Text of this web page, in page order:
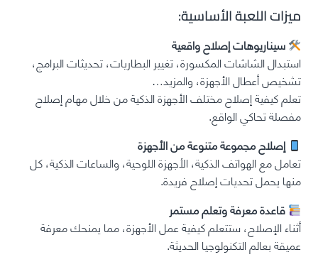
ميزات اللعبة الأساسية:
سيناريوهات إصلاح واقعية
استبدال الشاشات المكسورة، تغيير البطاريات، تحديثات البرامج،
تشخيص أعطال الأجهزة، والمزيد…
تعلم كيفية إصلاح مختلف الأجهزة الذكية من خلال مهام إصلاح
مفصلة تحاكي الواقع.
إصلاح مجموعة متنوعة من الأجهزة
تعامل مع الهواتف الذكية، الأجهزة اللوحية، والساعات الذكية، كل
منها يحمل تحديات إصلاح فريدة.
قاعدة معرفة وتعلم مستمر
أثناء الإصلاح، ستتعلم كيفية عمل الأجهزة، مما يمنحك معرفة
عميقة بعالم التكنولوجيا الحديثة.